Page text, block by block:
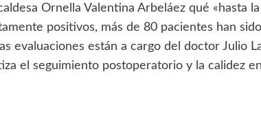
Ornella Valentina Arbeláez qué «hasta
positivos, más de 80 pacientes han
evaluaciones están a cargo del doctor Julio
el seguimiento postoperatorio y la calidez